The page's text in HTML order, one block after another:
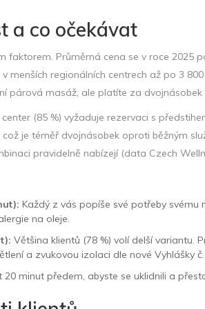
a co očekávat
faktorem. Průměrná cena se v roce 2025
menších regionálních centrech až po 3
párová masáž, ale platíte za
(85 %) vyžaduje rezervaci s
je téměř dvojnásobek oproti běžným
pravidelně nabízejí (data Czech
Každý z vás popíše své potřeby svému
na oleje.
Většina klientů (78 %) volí delší variantu.
a zvukovou izolaci dle nové Vyhlášky č.
20 minut předem, abyste se uklidnili a